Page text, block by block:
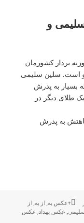
و
بردار کشورمان
است. سلین سلیمی
که بسیار به پدرش
طلای دیگر در
به پدرش
برچسب‌ها
+عکس به,از به,از
سلیمی, عکس بهداد, عکس